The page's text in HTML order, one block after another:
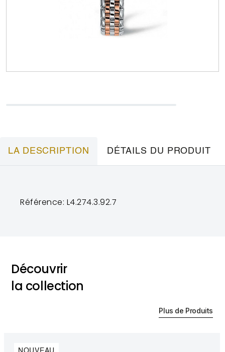
LA DESCRIPTION DÉTAILS DU PRODUIT
Référence: L4.274.3.92.7
Découvrir
la collection
Plus de Produits